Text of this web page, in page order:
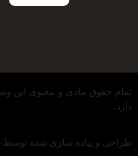
تمام حقوق مادی و معنوی این
دارد.
طراحی و پیاده سازی شده توسط